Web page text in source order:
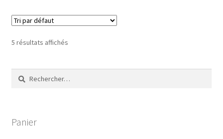
5 résultats affichés
Rechercher :
Panier